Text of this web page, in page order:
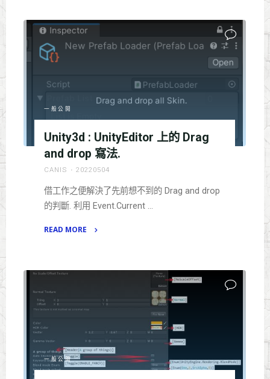
check
asset
path
一般公開
Unity3d : UnityEditor 上的 Drag
and drop 寫法.
CANIS 20220504
借工作之便解決了先前想不到的 Drag and drop
的判斷. 利用 Event.Current …
READ MORE
UnityEditor
的
and
drop
寫
法."
一般公開